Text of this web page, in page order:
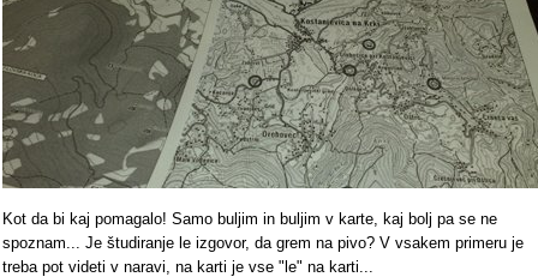
Kot da bi kaj pomagalo! Samo buljim in buljim v karte, kaj bolj pa se ne
spoznam... Je študiranje le izgovor, da grem na pivo? V vsakem primeru je
treba pot videti v naravi, na karti je vse "le" na karti...